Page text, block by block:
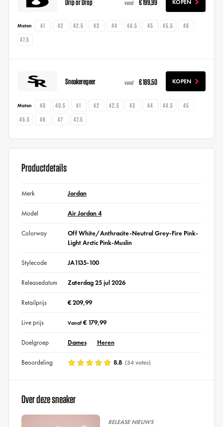
vanaf € 199,99 KOPEN
Maten 41 42 42.5 43 44 44.5 45 45.5
46
47.5
Sneakeregeer vanaf € 189,50 KOPEN
Maten 40 40.5 41 42 42.5 43 44 44.5
45
45.5
46 47 47.5
Productdetails
Merk Jordan
Model Air Jordan 4
Colorway
Off White/Anthracite-Neutral Grey-Fire Pink-
Light Arctic Pink-Muslin
Stylecode JA1135-100
Releasedatum Zaterdag 25 jul 2026
Retailprijs € 209,99
Live prijs Vanaf€ 179,99
Doelgroep Dames Heren
Beoordeling 8.8 (34 votes)
Over deze sneaker
RELEASE NIEUWS